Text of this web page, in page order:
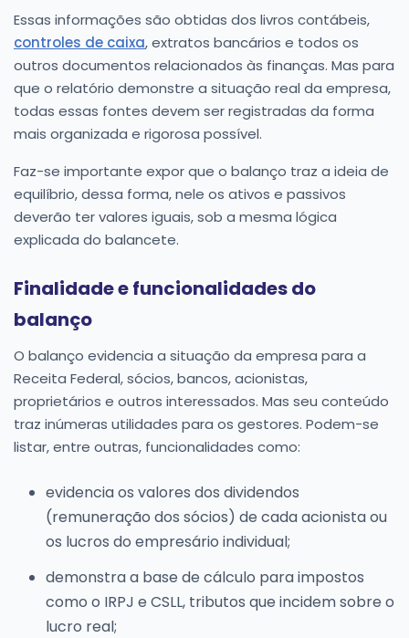
Essas informações são obtidas dos livros contábeis,
controles de caixa, extratos bancários e todos os
outros documentos relacionados às finanças. Mas para
que o relatório demonstre a situação real da empresa,
todas essas fontes devem ser registradas da forma
mais organizada e rigorosa possível.
Faz-se importante expor que o balanço traz a ideia de
equilíbrio, dessa forma, nele os ativos e passivos
deverão ter valores iguais, sob a mesma lógica
explicada do balancete.
Finalidade e funcionalidades do
balanço
O balanço evidencia a situação da empresa para a
Receita Federal, sócios, bancos, acionistas,
proprietários e outros interessados. Mas seu conteúdo
traz inúmeras utilidades para os gestores. Podem-se
listar, entre outras, funcionalidades como:
evidencia os valores dos dividendos
(remuneração dos sócios) de cada acionista ou
os lucros do empresário individual;
demonstra a base de cálculo para impostos
como o IRPJ e CSLL, tributos que incidem sobre o
lucro real;